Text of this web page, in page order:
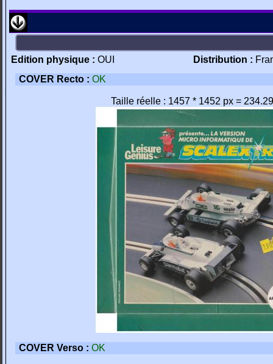
Edition physique : OUI Distribution :
COVER Recto : OK
Taille réelle : 1457 * 1452 px =
COVER Verso : OK